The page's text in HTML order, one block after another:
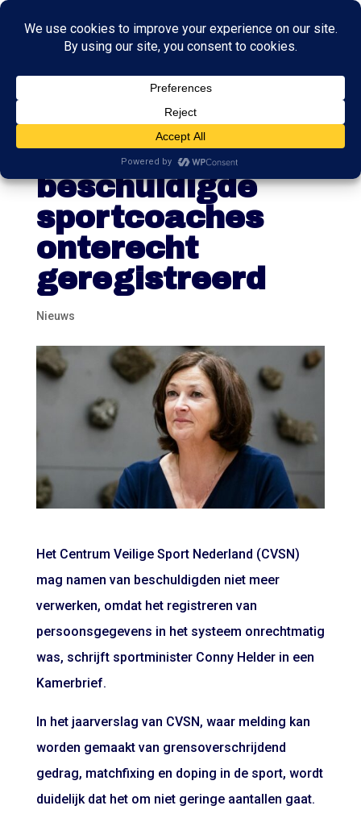
Gegevens van
honderden
beschuldigde
sportcoaches
onterecht
geregistreerd
Nieuws
Het Centrum Veilige Sport Nederland (CVSN)
mag namen van beschuldigden niet meer
verwerken, omdat het registreren van
persoonsgegevens in het systeem onrechtmatig
was, schrijft sportminister Conny Helder in een
Kamerbrief.
In het jaarverslag van CVSN, waar melding kan
worden gemaakt van grensoverschrijdend
gedrag, matchfixing en doping in de sport, wordt
duidelijk dat het om niet geringe aantallen gaat.